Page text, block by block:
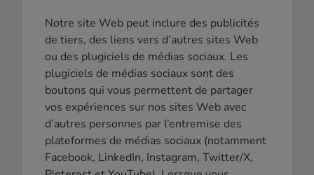
Notre site Web peut inclure des publicités
de tiers, des liens vers d’autres sites Web
ou des plugiciels de médias sociaux. Les
plugiciels de médias sociaux sont des
boutons qui vous permettent de partager
vos expériences sur nos sites Web avec
d’autres personnes par l’entremise des
plateformes de médias sociaux (notamment
Facebook, LinkedIn, Instagram, Twitter/X,